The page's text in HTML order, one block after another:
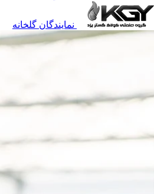
نمایندگان گلخانه